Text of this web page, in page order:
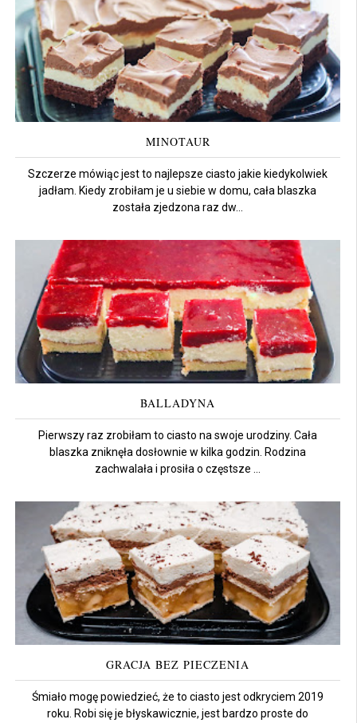
MINOTAUR
Szczerze mówiąc jest to najlepsze ciasto jakie kiedykolwiek
jadłam. Kiedy zrobiłam je u siebie w domu, cała blaszka
została zjedzona raz dw...
BALLADYNA
Pierwszy raz zrobiłam to ciasto na swoje urodziny. Cała
blaszka zniknęła dosłownie w kilka godzin. Rodzina
zachwalała i prosiła o częstsze ...
GRACJA BEZ PIECZENIA
Śmiało mogę powiedzieć, że to ciasto jest odkryciem 2019
roku. Robi się je błyskawicznie, jest bardzo proste do